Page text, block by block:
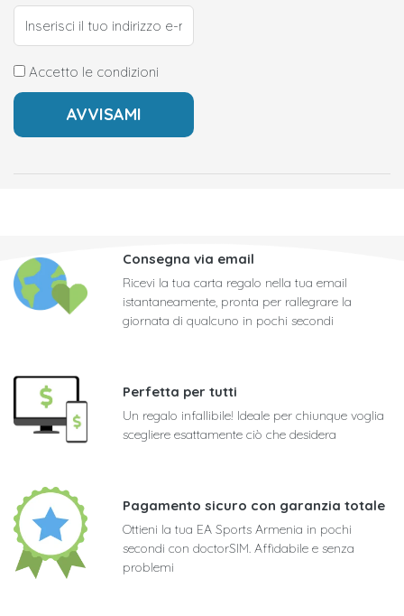
Accetto le condizioni
Consegna via email
Ricevi la tua carta regalo nella tua email
istantaneamente, pronta per rallegrare la
giornata di qualcuno in pochi secondi
Perfetta per tutti
Un regalo infallibile! Ideale per chiunque voglia
scegliere esattamente ciò che desidera
Pagamento sicuro con garanzia totale
Ottieni la tua EA Sports Armenia in pochi
secondi con doctorSIM. Affidabile e senza
problemi